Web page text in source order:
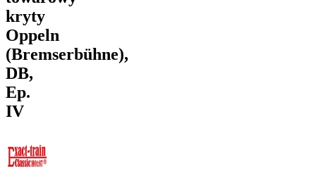
kryty
Oppeln
(Bremserbühne),
DB,
Ep.
IV